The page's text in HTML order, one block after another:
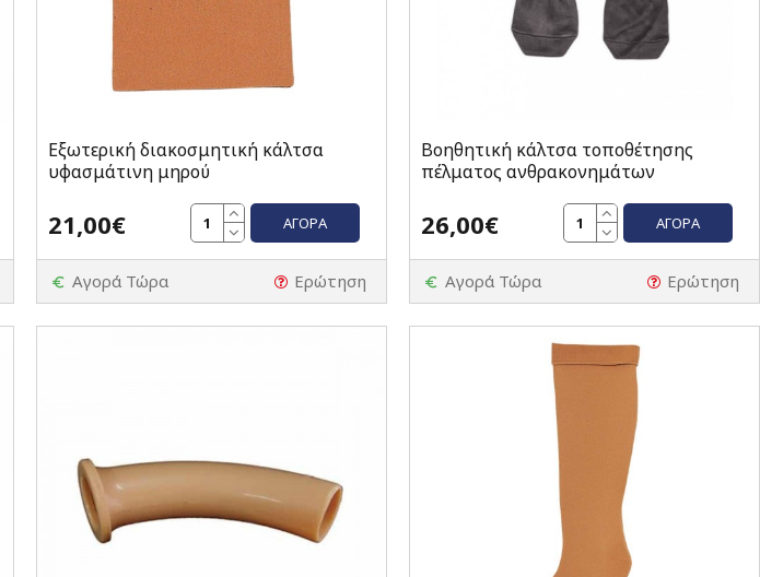
Εξωτερική διακοσμητική κάλτσα
υφασμάτινη μηρού
21,00€ ΑΓΟΡΆ
Αγορά Τώρα Ερώτηση
Βοηθητική κάλτσα τοποθέτησης
πέλματος ανθρακονημάτων
26,00€ ΑΓΟΡΆ
Αγορά Τώρα Ερώτηση